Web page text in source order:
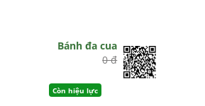
Bánh đa cua
0 đ
Còn hiệu lực